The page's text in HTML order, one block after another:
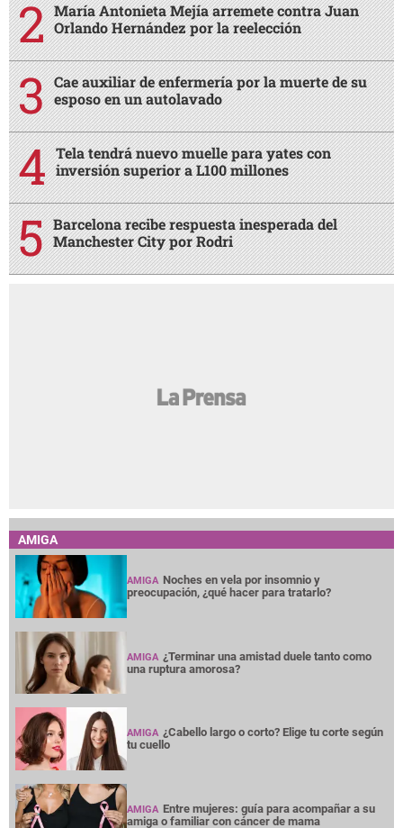
María Antonieta Mejía arremete contra Juan
Orlando Hernández por la reelección
Cae auxiliar de enfermería por la muerte de su
esposo en un autolavado
Tela tendrá nuevo muelle para yates con
inversión superior a L100 millones
Barcelona recibe respuesta inesperada del
Manchester City por Rodri
AMIGA
AMIGA Noches en vela por insomnio y
preocupación, ¿qué hacer para tratarlo?
AMIGA ¿Terminar una amistad duele tanto como
una ruptura amorosa?
AMIGA ¿Cabello largo o corto? Elige tu corte según
tu cuello
AMIGA Entre mujeres: guía para acompañar a su
amiga o familiar con cáncer de mama